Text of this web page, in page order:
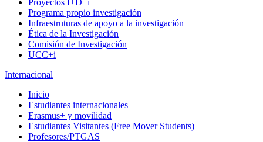
Proyectos I+D+i
Programa propio investigación
Infraestruturas de apoyo a la investigación
Ética de la Investigación
Comisión de Investigación
UCC+i
Internacional
Inicio
Estudiantes internacionales
Erasmus+ y movilidad
Estudiantes Visitantes (Free Mover Students)
Profesores/PTGAS